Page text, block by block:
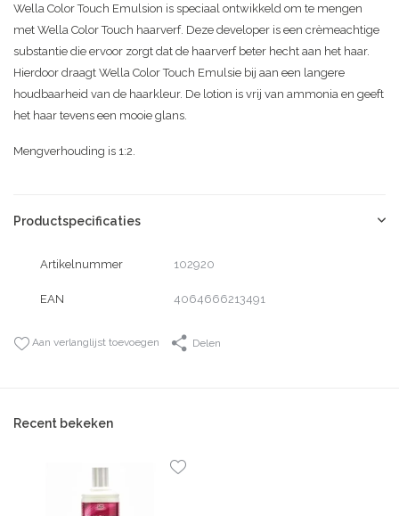
Wella Color Touch Emulsion is speciaal ontwikkeld om te mengen
met Wella Color Touch haarverf. Deze developer is een crèmeachtige
substantie die ervoor zorgt dat de haarverf beter hecht aan het haar.
Hierdoor draagt Wella Color Touch Emulsie bij aan een langere
houdbaarheid van de haarkleur. De lotion is vrij van ammonia en geeft
het haar tevens een mooie glans.
Mengverhouding is 1:2.
Productspecificaties
Artikelnummer 102920
EAN 4064666213491
Aan verlanglijst toevoegen Delen
Recent bekeken